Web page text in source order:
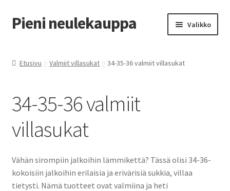
Siirry
navigointiin
Siirry
sisältöön
Pieni neulekauppa Valikko
31-32-33 valmiit villasukat
34-35-36 valmiit villasukat
37-38-39 valmiit villasukat
40-41-42 valmiit villasukat
Etusivu Valmiit villasukat 34-35-36 valmiit villasukat
34-35-36 valmiit
villasukat
Vähän sirompiin jalkoihin lämmikettä? Tässä olisi 34-36-
kokoisiin jalkoihin erilaisia ja erivärisiä sukkia, villaa
tietysti. Nämä tuotteet ovat valmiina ja heti